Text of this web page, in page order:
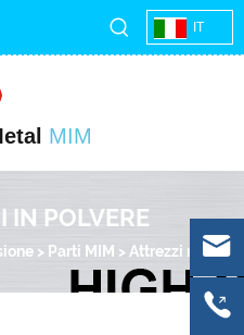
IT
MIM
IN POLVERE
> Parti MIM > Attrezzi metallici in polvere